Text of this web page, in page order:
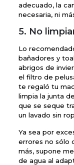
adecuado, la
necesaria, ni
5. No
Lo
bañadores y
abrigos de
el filtro de
te regaló tu
limpia la junta
que se seque
un lavado sin
Ya sea por
errores no sólo
más, supone
de agua al